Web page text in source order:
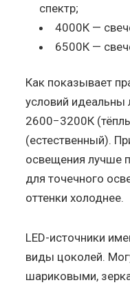
спектр;
4000К —
6500К —
Как показывает
условий
2600−3200К
(естественный).
освещения лучше
для точечного
оттенки холоднее.
LED-источники
виды цоколей.
шариковыми,